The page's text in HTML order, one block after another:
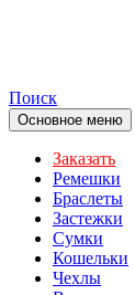
Поиск
Основное меню
Заказать
Ремешки
Браслеты
Застежки
Сумки
Кошельки
Чехлы